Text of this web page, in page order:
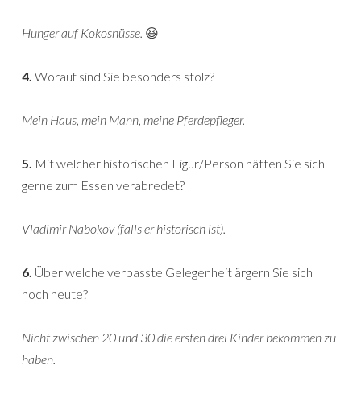
Hunger auf Kokosnüsse. 😆
4. Worauf sind Sie besonders stolz?
Mein Haus, mein Mann, meine Pferdepfleger.
5. Mit welcher historischen Figur/Person hätten Sie sich
gerne zum Essen verabredet?
Vladimir Nabokov (falls er historisch ist).
6. Über welche verpasste Gelegenheit ärgern Sie sich
noch heute?
Nicht zwischen 20 und 30 die ersten drei Kinder bekommen zu
haben.